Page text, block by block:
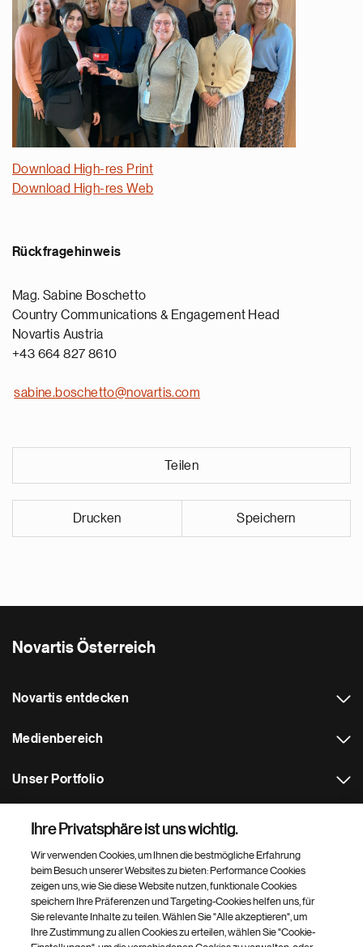
Download High-res Print
Download High-res Web
Rückfragehinweis
Mag. Sabine Boschetto
Country Communications & Engagement Head
Novartis Austria
+43 664 827 8610
sabine.boschetto@novartis.com
Teilen
Drucken Speichern
Novartis Österreich
Novartis entdecken
Medienbereich
Unser Portfolio
Weitere Novartis Websites
Footer Site Search
Ihre Privatsphäre ist uns wichtig.
Wir verwenden Cookies, um Ihnen die bestmögliche Erfahrung
beim Besuch unserer Websites zu bieten: Performance Cookies
zeigen uns, wie Sie diese Website nutzen, funktionale Cookies
speichern Ihre Präferenzen und Targeting-Cookies helfen uns, für
Sie relevante Inhalte zu teilen. Wählen Sie "Alle akzeptieren", um
Ihre Zustimmung zu allen Cookies zu erteilen, wählen Sie "Cookie-